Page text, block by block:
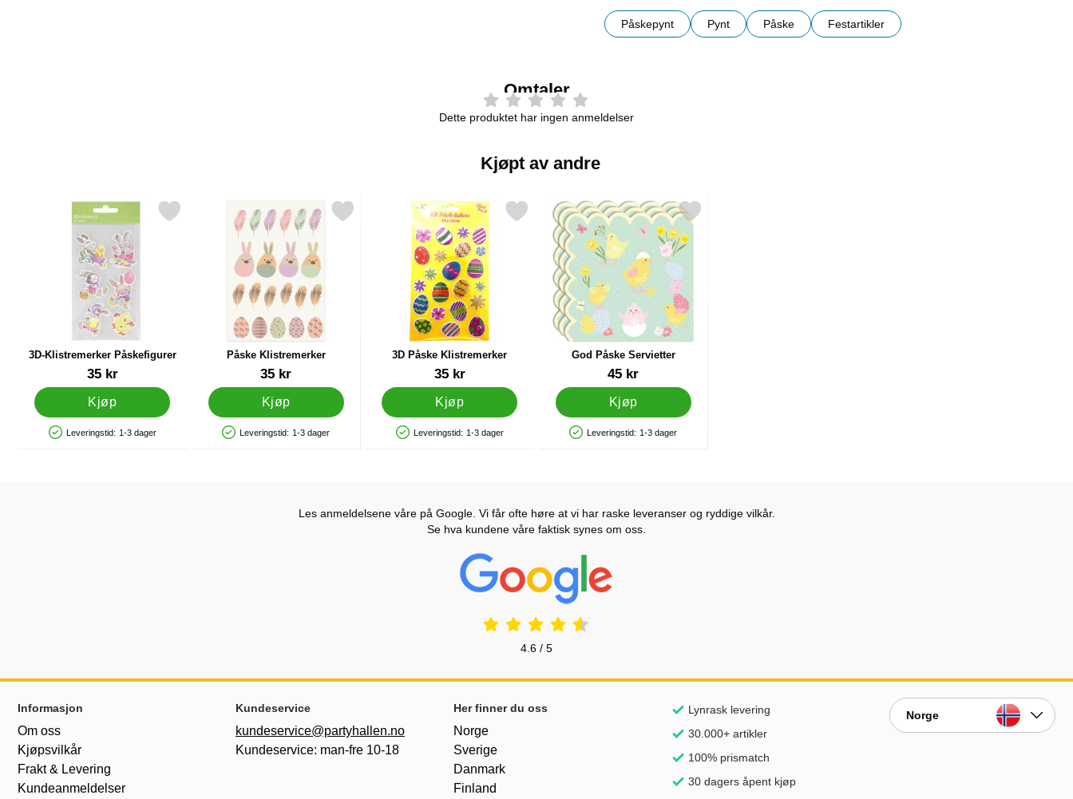
Påskepynt Pynt Påske Festartikler
Omtaler
Dette produktet har ingen anmeldelser
Kjøpt av andre
3D-Klistremerker Påskefigurer
Varenummer 21041
35 kr
Kjøp
Produkttilgjengelighet: På lager
Leveringstid: 1-3 dager
Merk 3D-Klistremerker Påskefigurer som favoritt
Påske Klistremerker
Varenummer 21039
35 kr
Kjøp
Produkttilgjengelighet: På lager
Leveringstid: 1-3 dager
Merk påske Klistremerker som favoritt
3D Påske Klistremerker
Varenummer 87091
35 kr
Kjøp
Produkttilgjengelighet: På lager
Leveringstid: 1-3 dager
Merk 3D Påske Klistremerker som favoritt
God Påske Servietter
Varenummer 21315
45 kr
Kjøp
Produkttilgjengelighet: På lager
Leveringstid: 1-3 dager
Merk god Påske Servietter som favoritt
Les anmeldelsene våre på Google. Vi får ofte høre at vi har raske leveranser og ryddige vilkår.
Se hva kundene våre faktisk synes om oss.
Prisjakt Vurdering: 4.6 Stjerne
4.6 / 5
Footer-innhold Blandet informasjon og lenker
Informasjon
Om oss
Kjøpsvilkår
Frakt & Levering
Kundeanmeldelser
Kundeservice
kundeservice@partyhallen.no
Kundeservice: man-fre 10-18
Her finner du oss
Norge
Sverige
Danmark
Finland
Lynrask levering
30.000+ artikler
100% prismatch
30 dagers åpent kjøp
Norge